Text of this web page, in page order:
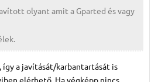
olyant amit a Gparted és vagy
így a javítását/karbantartását is
elérhető. Ha végképp nincs